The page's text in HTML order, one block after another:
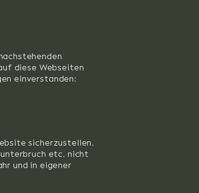
diese Webseiten
einverstanden:
sicherzustellen.
etc. nicht
und in eigener